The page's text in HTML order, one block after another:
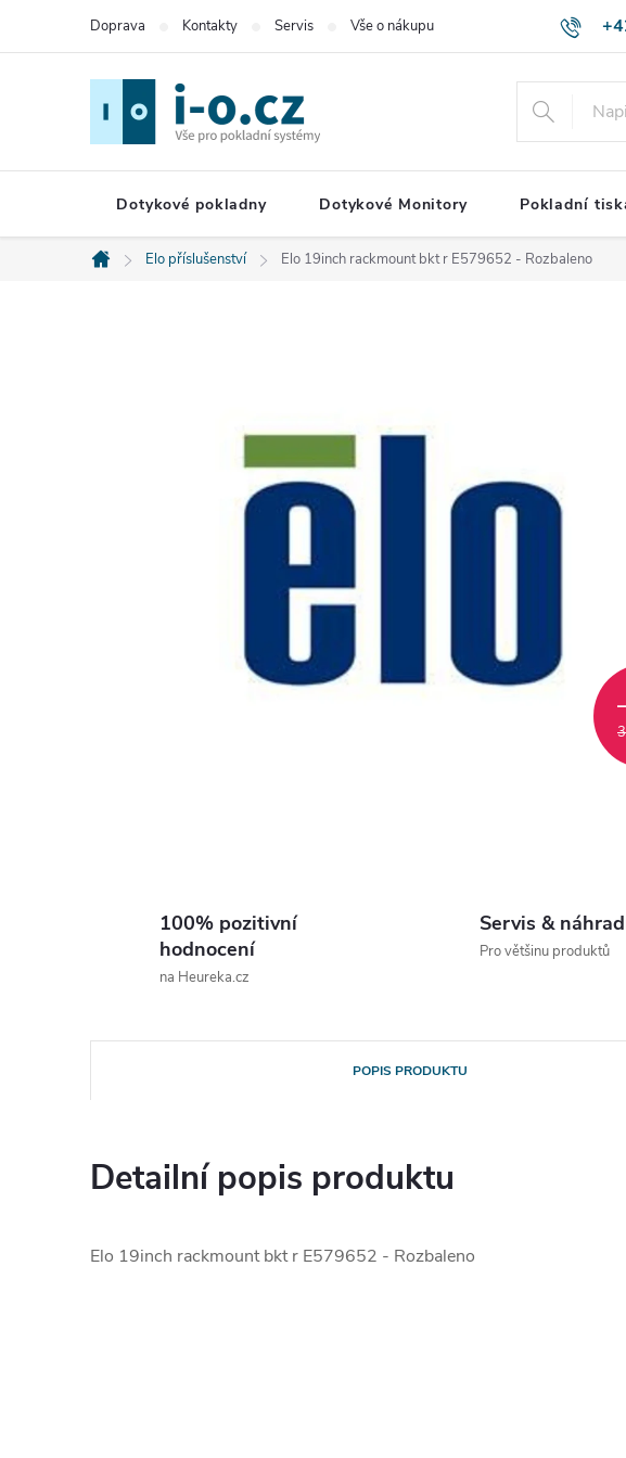
Doprava Kontakty Servis Vše o nákupu
Dotykové pokladny Dotykové Monitory Pokladní
Domů
Elo příslušenství Elo 19inch rackmount bkt r E579652 - Rozbaleno
100% pozitivní
hodnocení
na Heureka.cz
Servis &
Pro většinu produktů
POPIS PRODUKTU
Detailní popis produktu
Elo 19inch rackmount bkt r E579652 - Rozbaleno